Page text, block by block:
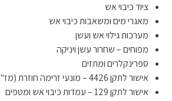
ציוד כיבוי אש
מאגרי מים ומשאבות כיבוי אש
מערכות גילוי אש ועשן
מפוחים – שחרור עשן ויניקה
ספרינקלרים ומתזים
אישור לתקן 4426 – מונעי זרימה חוזרת (מז"ח)
אישור לתקן 129 – עמדות כיבוי אש ומטפים